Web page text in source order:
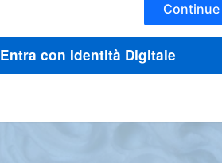
Continue
Entra con Identità Digitale